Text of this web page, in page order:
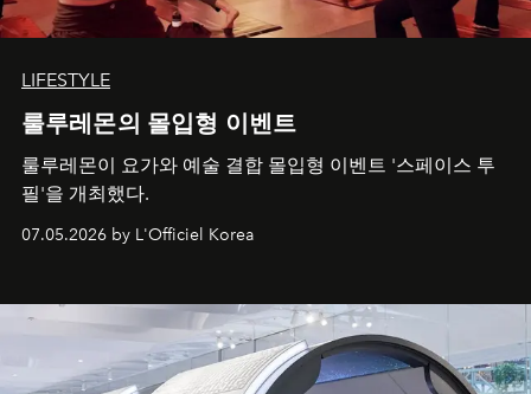
LIFESTYLE
룰루레몬의 몰입형 이벤트
룰루레몬이 요가와 예술 결합 몰입형 이벤트 '스페이스 투
필'을 개최했다.
07.05.2026 by L'Officiel Korea